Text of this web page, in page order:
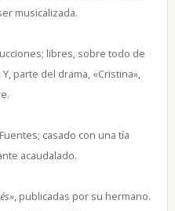
musicalizada.
libres, sobre todo de
parte del drama, «Cristina»,
casado con una tía
acaudalado.
, publicadas por su hermano.